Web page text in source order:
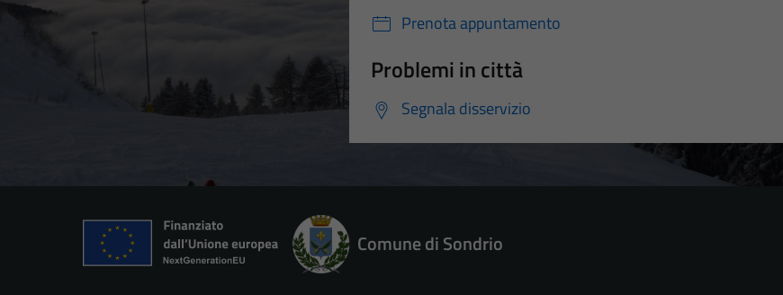
Prenota appuntamento
Problemi in città
Segnala disservizio
Comune di Sondrio